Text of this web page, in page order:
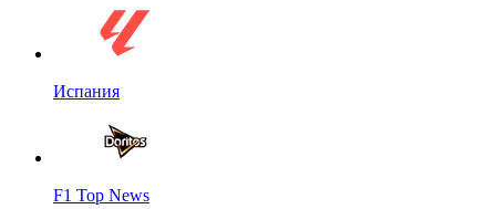
Испания
F1 Top News